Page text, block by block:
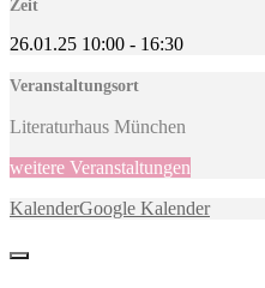
Zeit
26.01.25 10:00 - 16:30
Veranstaltungsort
Literaturhaus München
weitere Veranstaltungen
KalenderGoogle Kalender